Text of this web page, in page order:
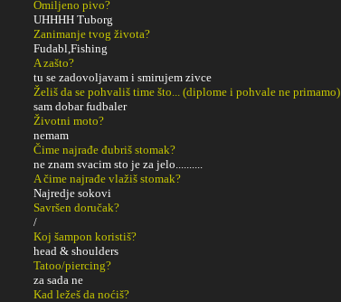
Omiljeno pivo?
UHHHH Tuborg
Zanimanje tvog života?
Fudabl,Fishing
A zašto?
tu se zadovoljavam i smirujem zivce
Želiš da se pohvališ time što... (diplome i pohvale ne primamo)
sam dobar fudbaler
Životni moto?
nemam
Čime najrađe đubriš stomak?
ne znam svacim sto je za jelo..........
A čime najrađe vlažiš stomak?
Najredje sokovi
Savršen doručak?
/
Koj šampon koristiš?
head & shoulders
Tatoo/piercing?
za sada ne
Kad ležeš da noćiš?